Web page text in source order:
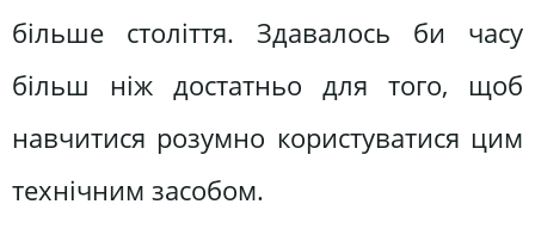
більше століття. Здавалось би часу
більш ніж достатньо для того, щоб
навчитися розумно користуватися цим
технічним засобом.